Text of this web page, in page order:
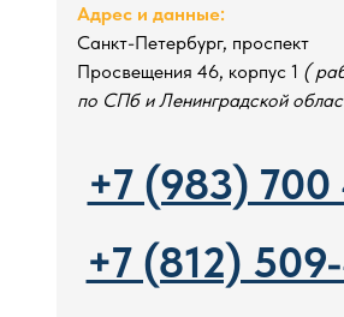
Адрес и данные:
Санкт-Петербург, проспект
Просвещения 46, корпус 1 (
по СПб и Ленинградской
+7 (983) 700
+7 (812)